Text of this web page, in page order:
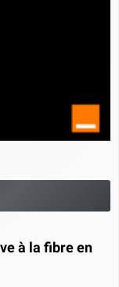
à la fibre en